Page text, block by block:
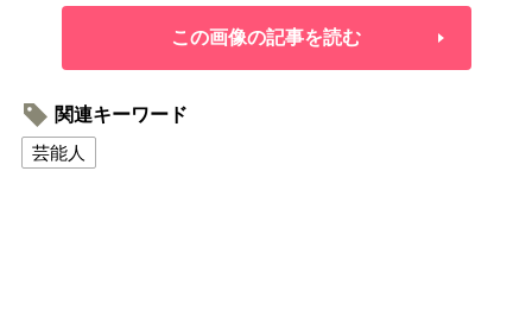
この画像の記事を読む
関連キーワード
芸能人